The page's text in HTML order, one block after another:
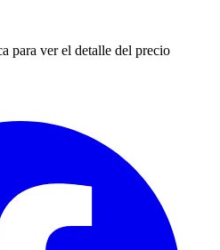
para ver el detalle del precio